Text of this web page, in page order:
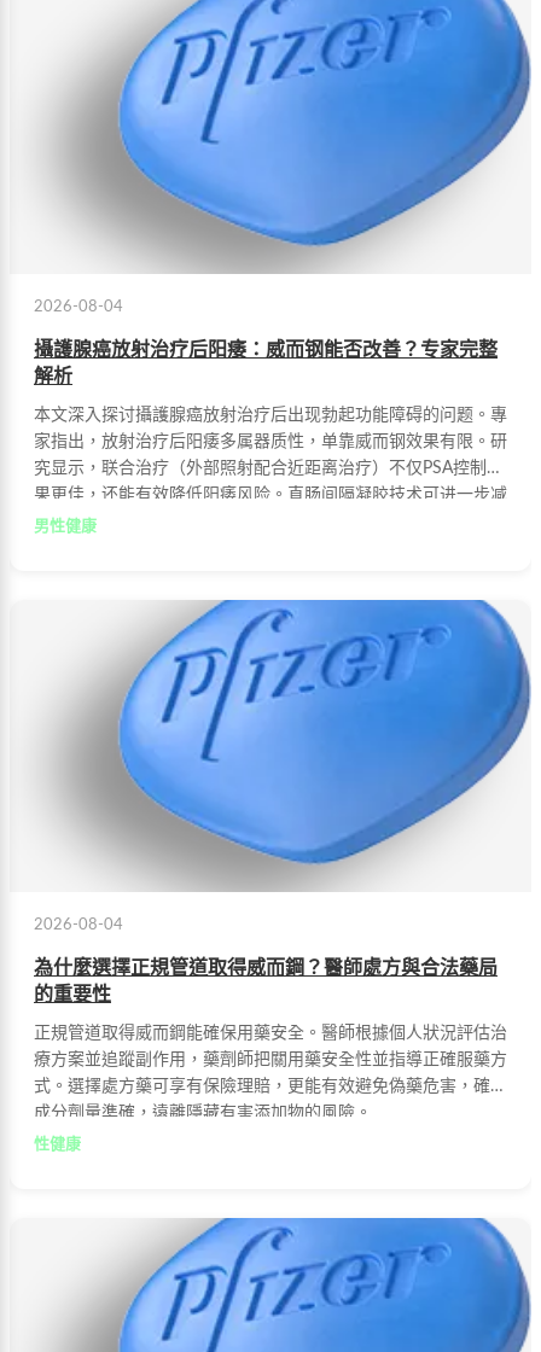
2026-08-04
攝護腺癌放射治疗后阳痿：威而钢能否改善？专家完整
解析
本文深入探讨攝護腺癌放射治疗后出现勃起功能障碍的问题。專
家指出，放射治疗后阳痿多属器质性，单靠威而钢效果有限。研
究显示，联合治疗（外部照射配合近距离治疗）不仅PSA控制效
果更佳，还能有效降低阳痿风险。直肠间隔凝胶技术可进一步减
轻副作用。
男性健康
2026-08-04
為什麼選擇正規管道取得威而鋼？醫師處方與合法藥局
的重要性
正規管道取得威而鋼能確保用藥安全。醫師根據個人狀況評估治
療方案並追蹤副作用，藥劑師把關用藥安全性並指導正確服藥方
式。選擇處方藥可享有保險理賠，更能有效避免偽藥危害，確保
成分劑量準確，遠離隱藏有害添加物的風險。
性健康